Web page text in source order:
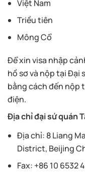
Việt Nam
Triều tiên
Mông Cổ
Để xin visa nhập
hồ sơ và nộp tại Đại
bằng cách đến nộp
điện.
Địa chỉ đại sứ quán
Địa chỉ: 8 Liang
District, Beijing
Fax: +86 10 6532